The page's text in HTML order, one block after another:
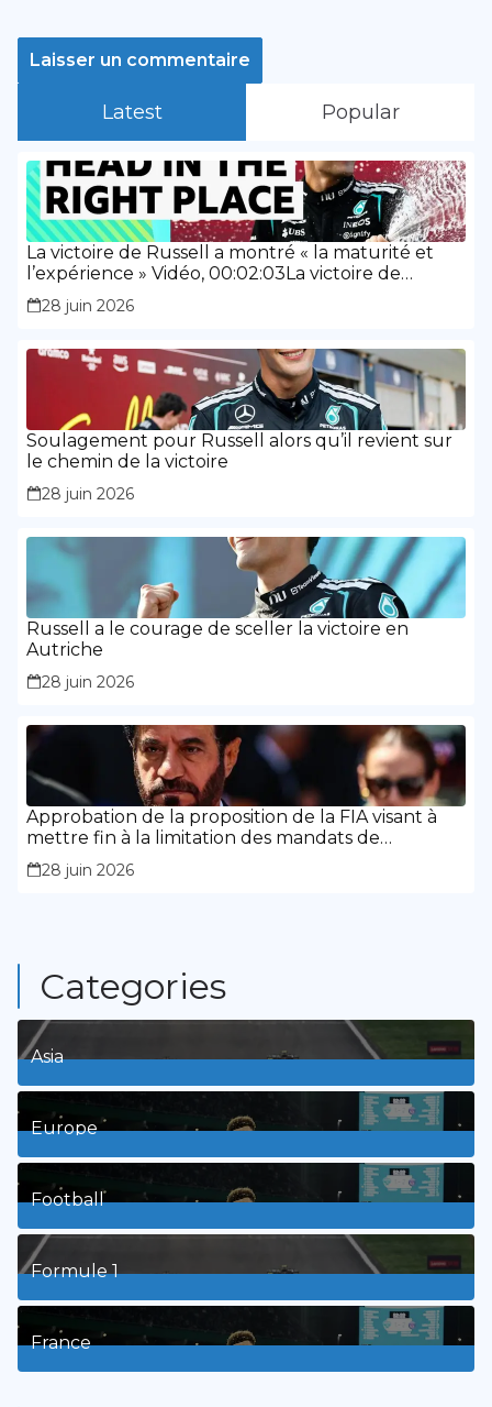
Latest Popular
La victoire de Russell a montré « la maturité et
l’expérience » Vidéo, 00:02:03La victoire de
Russell a montré « la maturité et l’expérience »
28 juin 2026
Soulagement pour Russell alors qu’il revient sur
le chemin de la victoire
28 juin 2026
Russell a le courage de sceller la victoire en
Autriche
28 juin 2026
Approbation de la proposition de la FIA visant à
mettre fin à la limitation des mandats de
présidence
28 juin 2026
Categories
Asia
1Posts
Europe
3Posts
Football
8Posts
Formule 1
3Posts
France